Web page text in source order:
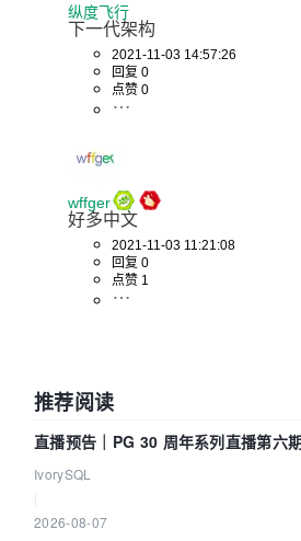
纵度飞行
下一代架构
2021-11-03 14:57:26
回复 0
点赞 0
wffger
好多中文
2021-11-03 11:21:08
回复 0
点赞 1
推荐阅读
直播预告｜PG 30 周年系列直播第六
核——我们改得动吗？我们贡献了什么
IvorySQL
2026-08-07